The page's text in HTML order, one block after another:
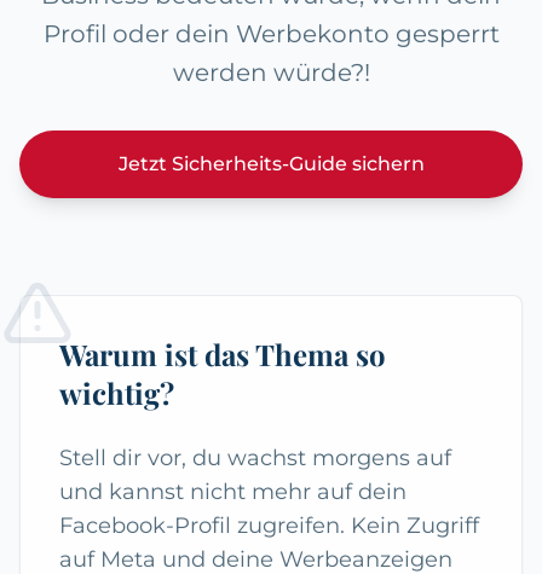
Profil oder dein Werbekonto gesperrt
werden würde?!
Jetzt Sicherheits-Guide sichern
Warum ist das Thema so
wichtig?
Stell dir vor, du wachst morgens auf
und kannst nicht mehr auf dein
Facebook-Profil zugreifen. Kein Zugriff
auf Meta und deine Werbeanzeigen